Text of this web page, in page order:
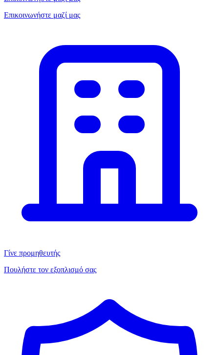
Επικοινωνήστε μαζί μας
Γίνε προμηθευτής
Πουλήστε τον εξοπλισμό σας